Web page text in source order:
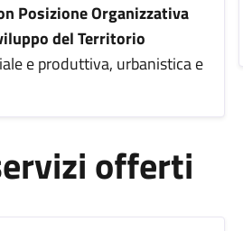
Posizione Organizzativa
del Territorio
e produttiva, urbanistica e
offerti